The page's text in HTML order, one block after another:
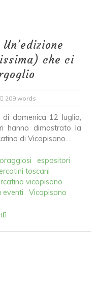
che ci
209 words
domenica 12 luglio,
hanno dimostrato la
di Vicopisano....
espositori
toscani
vicopisano
eventi Vicopisano